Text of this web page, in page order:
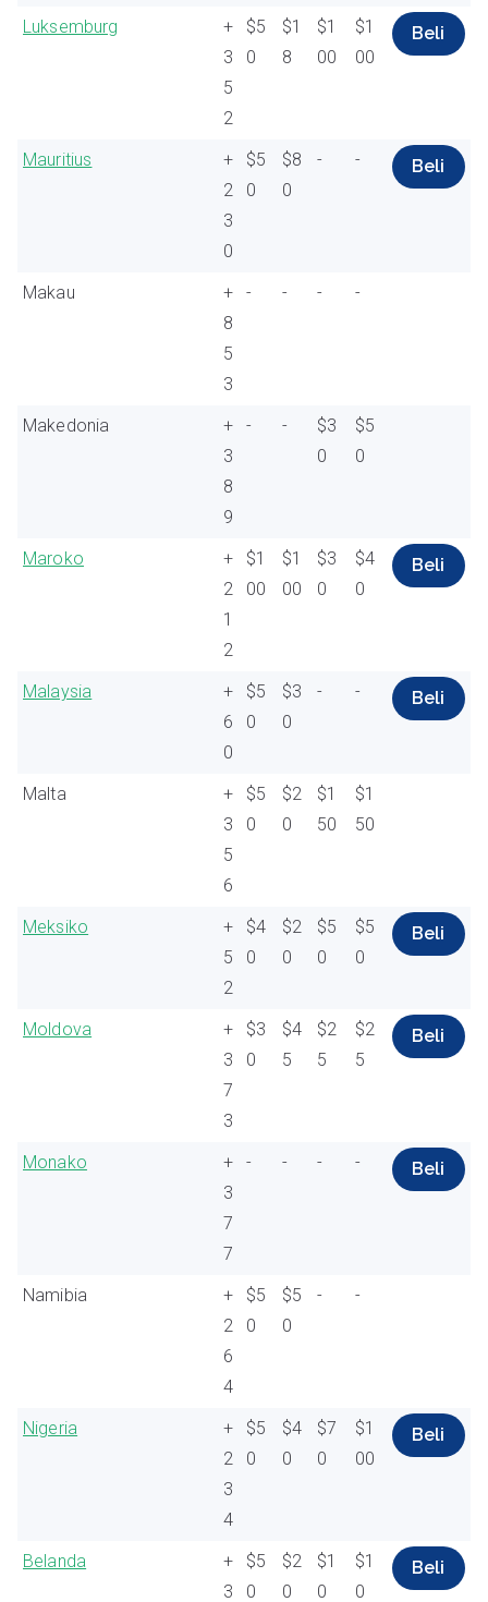
Luksemburg
+
3
5
2
$5
0
$1
8
$1
00
$1
00
Beli
Mauritius
+
2
3
0
$5
0
$8
0
- - Beli
Makau
+
8
5
3
- - - -
Makedonia
+
3
8
9
- -
$3
0
$5
0
Maroko
+
2
1
2
$1
00
$1
00
$3
0
$4
0
Beli
Malaysia
+
6
0
$5
0
$3
0
- - Beli
Malta
+
3
5
6
$5
0
$2
0
$1
50
$1
50
Meksiko
+
5
2
$4
0
$2
0
$5
0
$5
0
Beli
Moldova
+
3
7
3
$3
0
$4
5
$2
5
$2
5
Beli
Monako
+
3
7
7
- - - - Beli
Namibia
+
2
6
4
$5
0
$5
0
- -
Nigeria
+
2
3
4
$5
0
$4
0
$7
0
$1
00
Beli
Belanda
+
3
$5
0
$2
0
$1
0
$1
0
Beli